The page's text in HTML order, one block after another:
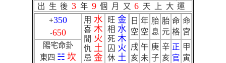
出生後3 年 9個月又6 天上大運
命
宮
命
格
胎
元
胎
息
年
空
日
空
甲
寅
正
官
辛
亥
庚
子
午
未
戌
亥
旺 金
相 水
死 木
囚 火
休 土
用 水
喜 木
閒 火
仇 土
忌 金
+350
-650
陽宅命卦
東四 ☵ 坎